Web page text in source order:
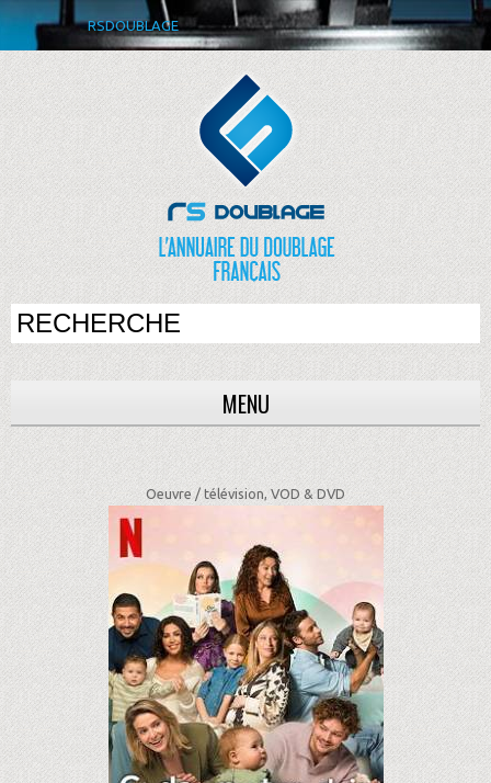
RSDOUBLAGE
MENU
Oeuvre / télévision, VOD & DVD